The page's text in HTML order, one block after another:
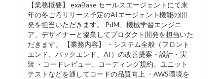
【業務概要】 exaBase セールスエージェントにて来
年の冬ごろリリース予定のAIエージェント機能の開
発を担当いただきます。 PdM、機械学習エンジニ
ア、デザイナーと協業してプロダクト開発を担当いた
だきます。 【業務内容】 ・システム全般（フロント
エンド、バックエンド、AI）の改善提案・設計・実
装 ・コードレビュー、コーディング規約、ユニット
テストなどを通してコードの品質向上 ・AWS環境を